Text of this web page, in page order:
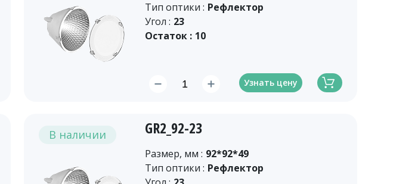
Тип оптики : Рефлектор
Угол : 23
Остаток : 10
Узнать цену
В наличии GR2_92-23
Размер, мм : 92*92*49
Тип оптики : Рефлектор